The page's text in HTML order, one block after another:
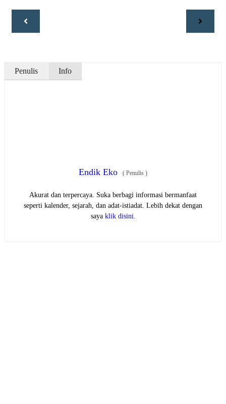
Penulis Info
Endik Eko ( Penulis )
Akurat dan terpercaya. Suka berbagi informasi bermanfaat
seperti kalender, sejarah, dan adat-istiadat. Lebih dekat dengan
saya klik disini